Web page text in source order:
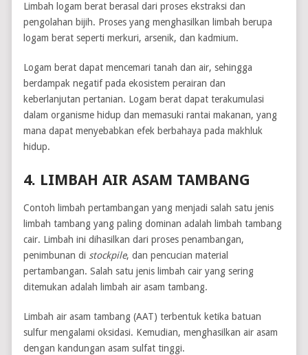
Limbah logam berat berasal dari proses ekstraksi dan
pengolahan bijih. Proses yang menghasilkan limbah berupa
logam berat seperti merkuri, arsenik, dan kadmium.
Logam berat dapat mencemari tanah dan air, sehingga
berdampak negatif pada ekosistem perairan dan
keberlanjutan pertanian. Logam berat dapat terakumulasi
dalam organisme hidup dan memasuki rantai makanan, yang
mana dapat menyebabkan efek berbahaya pada makhluk
hidup.
4. LIMBAH AIR ASAM TAMBANG
Contoh limbah pertambangan yang menjadi salah satu jenis
limbah tambang yang paling dominan adalah limbah tambang
cair. Limbah ini dihasilkan dari proses penambangan,
penimbunan distockpile, dan pencucian material
pertambangan. Salah satu jenis limbah cair yang sering
ditemukan adalah limbah air asam tambang.
Limbah air asam tambang (AAT) terbentuk ketika batuan
sulfur mengalami oksidasi. Kemudian, menghasilkan air asam
dengan kandungan asam sulfat tinggi.